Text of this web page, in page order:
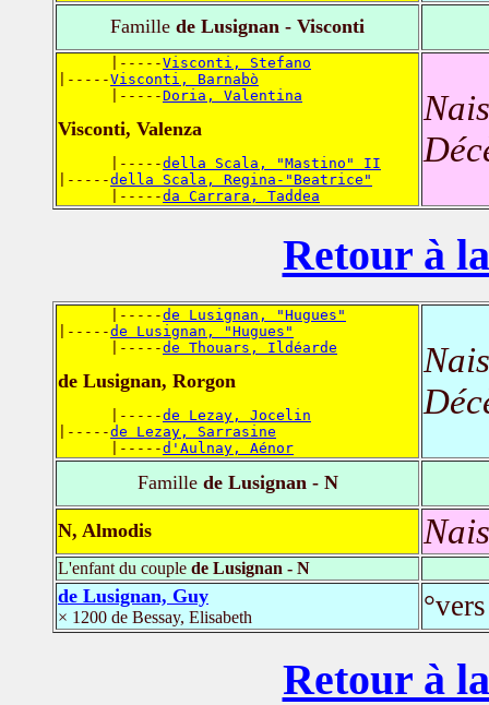
Famille de Lusignan - Visconti
      |-----
Visconti, Stefano
|-----Visconti, Barnabò
      |-----
Doria, Valentina
Visconti, Valenza
      |-----
della Scala, "Mastino" II
|-----della Scala, Regina-"Beatrice"
      |-----
da Carrara, Taddea
Retour à
      |-----
de Lusignan, "Hugues"
|-----de Lusignan, "Hugues"
      |-----
de Thouars, Ildéarde
de Lusignan, Rorgon
      |-----
de Lezay, Jocelin
|-----de Lezay, Sarrasine
      |-----
d'Aulnay, Aénor
Famillede Lusignan - N
N, Almodis
L'enfant du couple de Lusignan - N
de Lusignan, Guy
× 1200 de Bessay, Elisabeth
Retour à